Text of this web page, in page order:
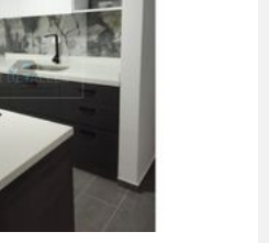
DETALLES